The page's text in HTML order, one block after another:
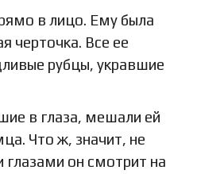
в лицо. Ему была
черточка. Все ее
рубцы, укравшие
в глаза, мешали ей
Что ж, значит, не
глазами он смотрит на